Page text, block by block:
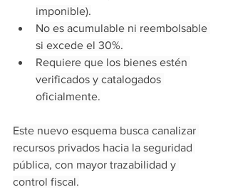
imponible).
No es acumulable ni reembolsable
si excede el 30%.
Requiere que los bienes estén
verificados y catalogados
oficialmente.
Este nuevo esquema busca canalizar
recursos privados hacia la seguridad
pública, con mayor trazabilidad y
control fiscal.